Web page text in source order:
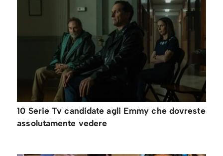
10 Serie Tv candidate agli Emmy che dovreste
assolutamente vedere